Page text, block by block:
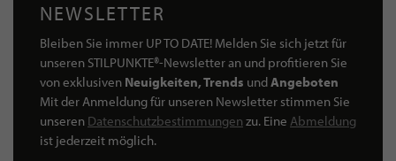
NEWSLETTER
Bleiben Sie immer UP TO DATE! Melden Sie sich jetzt für
unseren STILPUNKTE®-Newsletter an und profitieren Sie
von exklusiven Neuigkeiten, Trends undAngeboten
Mit der Anmeldung für unseren Newsletter stimmen Sie
unseren Datenschutzbestimmungen zu. Eine Abmeldung
ist jederzeit möglich.